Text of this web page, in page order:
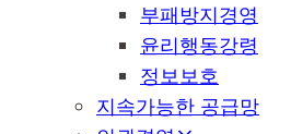
부패방지경영
윤리행동강령
정보보호
지속가능한 공급망